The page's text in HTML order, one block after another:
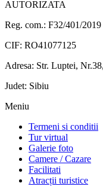
AUTORIZATA
Reg. com.: F32/401/2019
CIF: RO41077125
Adresa: Str. Luptei,
Judet: Sibiu
Meniu
Termeni si conditii
Tur virtual
Galerie foto
Camere / Cazare
Facilitati
Atracții turistice